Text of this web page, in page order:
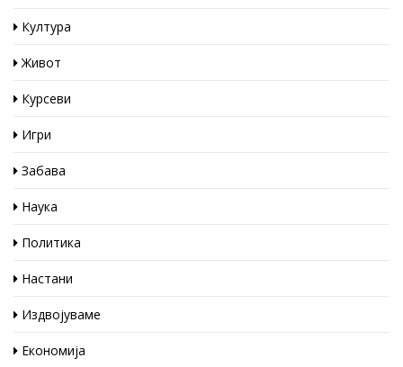
Култура
Живот
Курсеви
Игри
Забава
Наука
Политика
Настани
Издвојуваме
Економија